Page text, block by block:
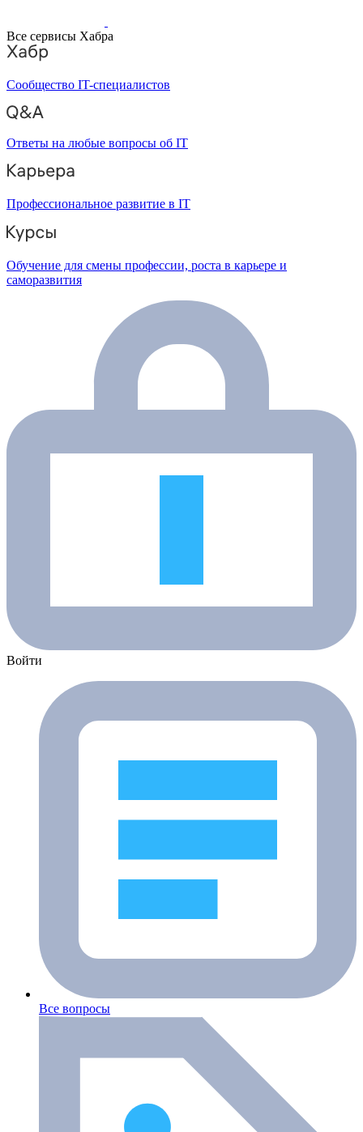
Все сервисы Хабра
Сообщество IT-специалистов
Ответы на любые вопросы об IT
Профессиональное развитие в IT
Обучение для смены профессии, роста в карьере и
саморазвития
Войти
Все вопросы